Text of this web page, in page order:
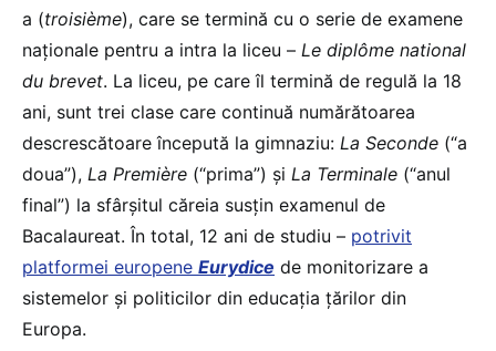
a (troisième), care se termină cu o serie de examene
naționale pentru a intra la liceu – Le diplôme national
du brevet. La liceu, pe care îl termină de regulă la 18
ani, sunt trei clase care continuă numărătoarea
descrescătoare începută la gimnaziu: La Seconde (“a
doua”), La Première (“prima”) și La Terminale (“anul
final”) la sfârșitul căreia susțin examenul de
Bacalaureat. În total, 12 ani de studiu – potrivit
platformei europene Eurydice de monitorizare a
sistemelor și politicilor din educația țărilor din
Europa.